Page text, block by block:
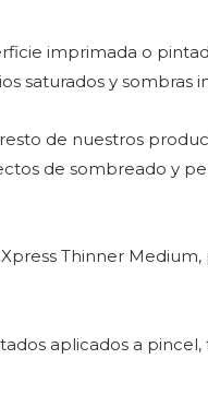
imprimada o
saturados y sombras
de nuestros
de sombreado y
Thinner
aplicados a